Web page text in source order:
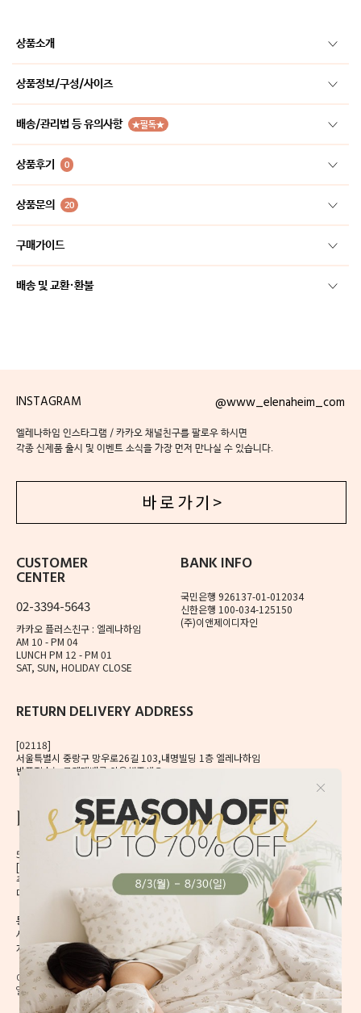
상품소개
상품정보/구성/사이즈
배송/관리법 등 유의사항 ★필독★
상품후기 0
상품문의 20
구매가이드
배송 및 교환·환불
INSTAGRAM @www_elenaheim_com
엘레나하임 인스타그램 / 카카오 채널친구를 팔로우 하시면
각종 신제품 출시 및 이벤트 소식을 가장 먼저 만나실 수 있습니다.
바 로 가 기 >
CUSTOMER
CENTER
02-3394-5643
카카오 플러스친구 : 엘레나하임
AM 10 - PM 04
LUNCH PM 12 - PM 01
SAT, SUN, HOLIDAY CLOSE
BANK INFO
국민은행 926137-01-012034
신한은행 100-034-125150
(주)이앤제이디자인
RETURN DELIVERY ADDRESS
[02118]
서울특별시 중랑구 망우로26길 103,내명빌딩 1층 엘레나하임
반품접수는 로젠택배를 이용해주세요.
56, Mangu-ro, Dongdaemun-gu, Seoul, Korea
[02496] 서울시 동대문구 망우로 56 이앤제이빌딩 6층
주식회사 이앤제이디자인
대표자 이재혁, 이예은
통신판매신고번호 2020-서울동대문-0224호
[CHECK]
사업자등록번호 413-86-01738
개인정보관리책임자 이예은,enjdesign@naver.com
COPYRIGHT @ ELENAHEIM. ALL RIGHT RESERVED.
엘레나 하임의 모든 디자인과 내용은 무단 도용할 수 없습니다.